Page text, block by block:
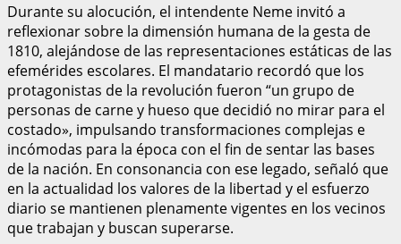
Durante su alocución, el intendente Neme invitó a
reflexionar sobre la dimensión humana de la gesta de
1810, alejándose de las representaciones estáticas de las
efemérides escolares. El mandatario recordó que los
protagonistas de la revolución fueron “un grupo de
personas de carne y hueso que decidió no mirar para el
costado», impulsando transformaciones complejas e
incómodas para la época con el fin de sentar las bases
de la nación. En consonancia con ese legado, señaló que
en la actualidad los valores de la libertad y el esfuerzo
diario se mantienen plenamente vigentes en los vecinos
que trabajan y buscan superarse.